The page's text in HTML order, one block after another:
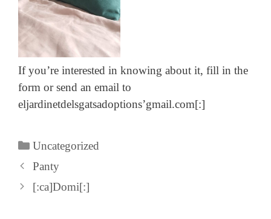
If you’re interested in knowing about it, fill in the
form or send an email to
eljardinetdelsgatsadoptions’gmail.com[:]
Categories
Uncategorized
Panty
[:ca]Domi[:]